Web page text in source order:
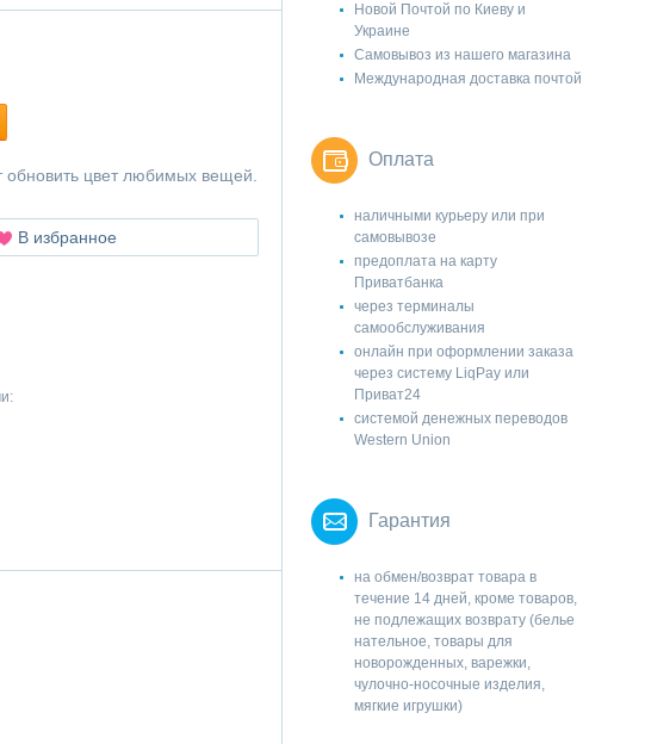
обновить цвет любимых вещей.
В избранное
Новой Почтой по Киеву и
Украине
Самовывоз из нашего магазина
Международная доставка почтой
Оплата
наличными курьеру или при
самовывозе
предоплата на карту
Приватбанка
через терминалы
самообслуживания
онлайн при оформлении заказа
через систему LiqPay или
Приват24
системой денежных переводов
Western Union
Гарантия
на обмен/возврат товара в
течение 14 дней, кроме товаров,
не подлежащих возврату (белье
нательное, товары для
новорожденных, варежки,
чулочно-носочные изделия,
мягкие игрушки)